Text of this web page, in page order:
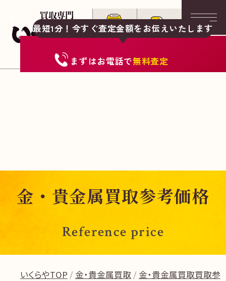
最短1分！今すぐ査定金額をお伝えいたします
まずはお電話で無料査定
金・貴金属買取参考価格
Reference price
いくらやTOP 金・貴金属買取
金・貴金属買取買取参